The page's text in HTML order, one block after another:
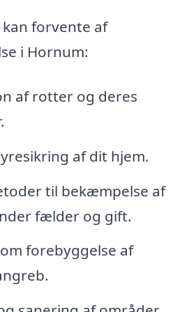
kan forvente af
i Hornum:
af rotter og deres
af dit hjem.
til bekæmpelse af
fælder og gift.
forebyggelse af